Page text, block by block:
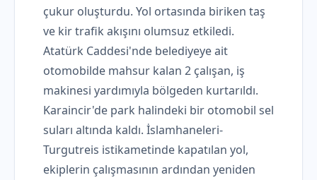
çukur oluşturdu. Yol ortasında biriken taş
ve kir trafik akışını olumsuz etkiledi.
Atatürk Caddesi'nde belediyeye ait
otomobilde mahsur kalan 2 çalışan, iş
makinesi yardımıyla bölgeden kurtarıldı.
Karaincir'de park halindeki bir otomobil sel
suları altında kaldı. İslamhaneleri-
Turgutreis istikametinde kapatılan yol,
ekiplerin çalışmasının ardından yeniden